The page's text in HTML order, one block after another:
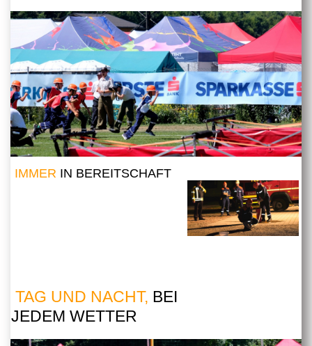
IMMER IN BEREITSCHAFT
TAG UND NACHT, BEI
JEDEM WETTER